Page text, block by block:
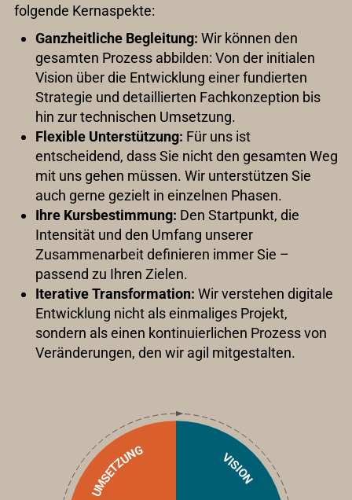
folgende Kernaspekte:
Ganzheitliche Begleitung: Wir können den
gesamten Prozess abbilden: Von der initialen
Vision über die Entwicklung einer fundierten
Strategie und detaillierten Fachkonzeption bis
hin zur technischen Umsetzung.
Flexible Unterstützung: Für uns ist
entscheidend, dass Sie nicht den gesamten Weg
mit uns gehen müssen. Wir unterstützen Sie
auch gerne gezielt in einzelnen Phasen.
Ihre Kursbestimmung: Den Startpunkt, die
Intensität und den Umfang unserer
Zusammenarbeit definieren immer Sie –
passend zu Ihren Zielen.
Iterative Transformation: Wir verstehen digitale
Entwicklung nicht als einmaliges Projekt,
sondern als einen kontinuierlichen Prozess von
Veränderungen, den wir agil mitgestalten.
VISION
UMSETZUNG